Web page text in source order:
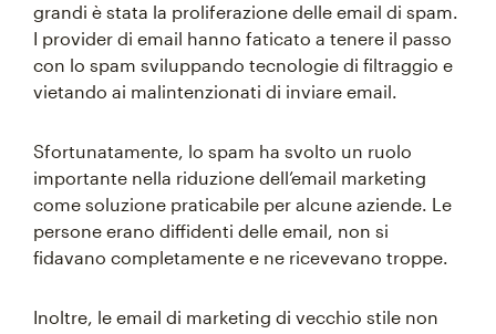
grandi è stata la proliferazione delle email di spam.
I provider di email hanno faticato a tenere il passo
con lo spam sviluppando tecnologie di filtraggio e
vietando ai malintenzionati di inviare email.
Sfortunatamente, lo spam ha svolto un ruolo
importante nella riduzione dell’email marketing
come soluzione praticabile per alcune aziende. Le
persone erano diffidenti delle email, non si
fidavano completamente e ne ricevevano troppe.
Inoltre, le email di marketing di vecchio stile non